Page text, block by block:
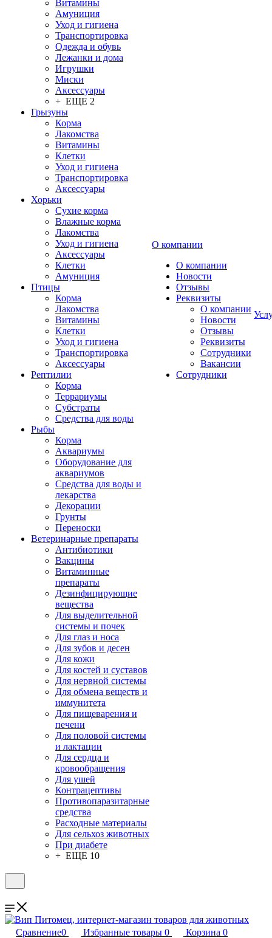
Витамины
Амуниция
Уход и гигиена
Транспортировка
Одежда и обувь
Лежанки и дома
Игрушки
Миски
Аксессуары
+ ЕЩЕ 2
Грызуны
Корма
Лакомства
Витамины
Клетки
Уход и гигиена
Транспортировка
Аксессуары
Хорьки
Сухие корма
Влажные корма
Лакомства
Уход и гигиена
Аксессуары
Клетки
Амуниция
Птицы
Корма
Лакомства
Витамины
Клетки
Уход и гигиена
Транспортировка
Аксессуары
Рептилии
Корма
Террариумы
Субстраты
Средства для воды
Рыбы
Корма
Аквариумы
Оборудование для
аквариумов
Средства для воды и
лекарства
Декорации
Грунты
Переноски
Ветеринарные препараты
Антибиотики
Вакцины
Витаминные
препараты
Дезинфицирующие
вещества
Для выделительной
системы и почек
Для глаз и носа
Для зубов и десен
Для кожи
Для костей и суставов
Для нервной системы
Для обмена веществ и
иммунитета
Для пищеварения и
печени
Для половой системы
и лактации
Для сердца и
кровообращения
Для ушей
Контрацептивы
Противопаразитарные
средства
Расходные материалы
Для сельхоз животных
При диабете
+ ЕЩЕ 10
О компании
О компании
Новости
Отзывы
Реквизиты
О компании
Новости
Отзывы
Реквизиты
Сотрудники
Вакансии
Сотрудники
Сравнение0 Избранные товары 0 Корзина 0